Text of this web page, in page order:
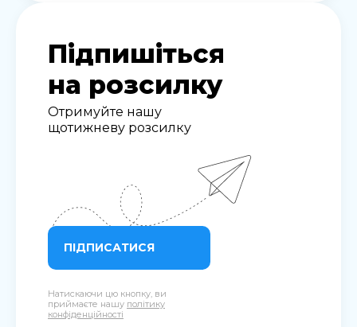
Підпишіться
на розсилку
Отримуйте нашу
щотижневу розсилку
ПІДПИСАТИСЯ
Натискаючи цю кнопку, ви
приймаєте нашу політику
конфіденційності